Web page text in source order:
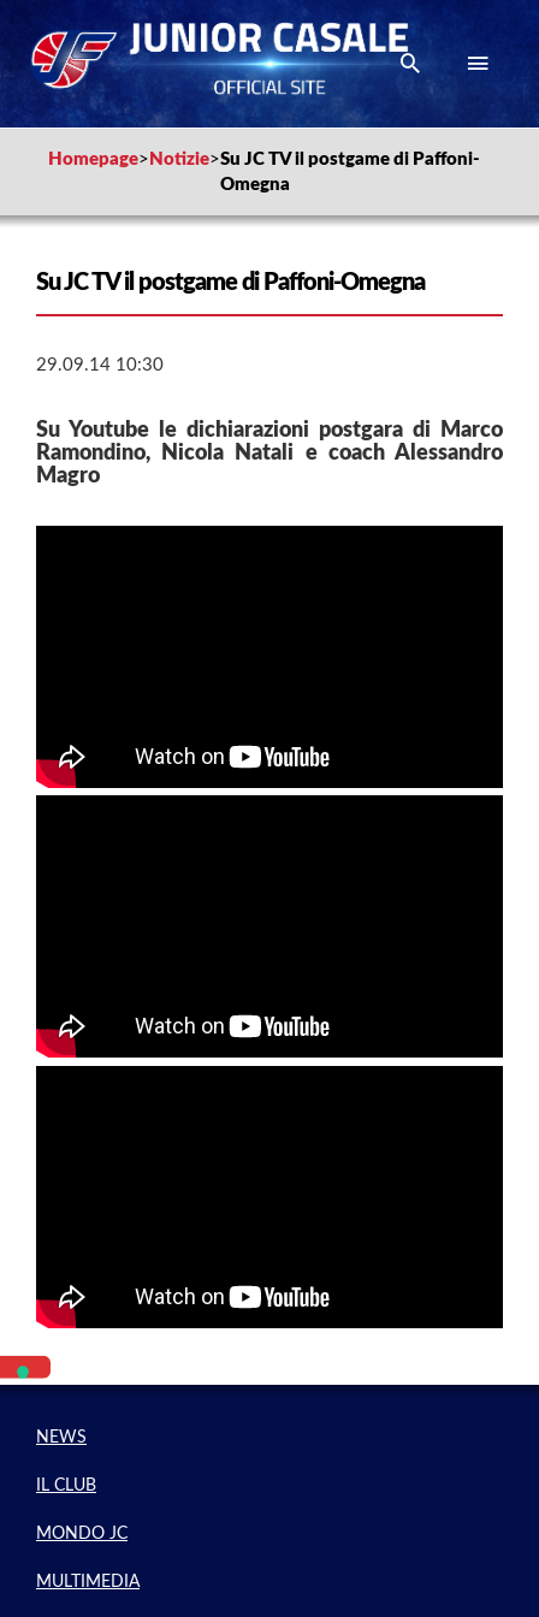
Homepage> Notizie>Su JC TV il postgame di Paffoni-
Omegna
Su JC TV il postgame di Paffoni-Omegna
29.09.14 10:30
Su Youtube le dichiarazioni postgara di Marco
Ramondino, Nicola Natali e coach Alessandro
Magro
NEWS
IL CLUB
MONDO JC
MULTIMEDIA